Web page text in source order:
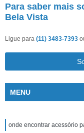
Para saber mais
Bela Vista
Ligue para (11) 3483-7393
MENU
onde encontrar acessório